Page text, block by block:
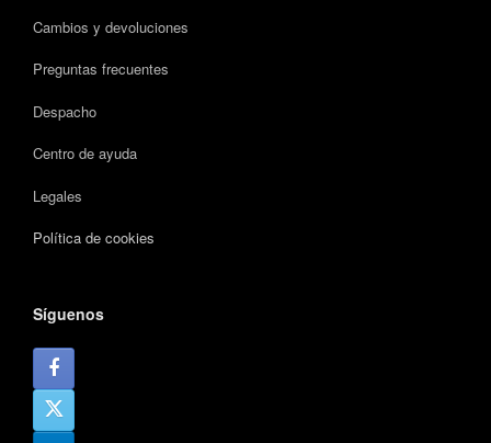
Cambios y devoluciones
Preguntas frecuentes
Despacho
Centro de ayuda
Legales
Política de cookies
Síguenos